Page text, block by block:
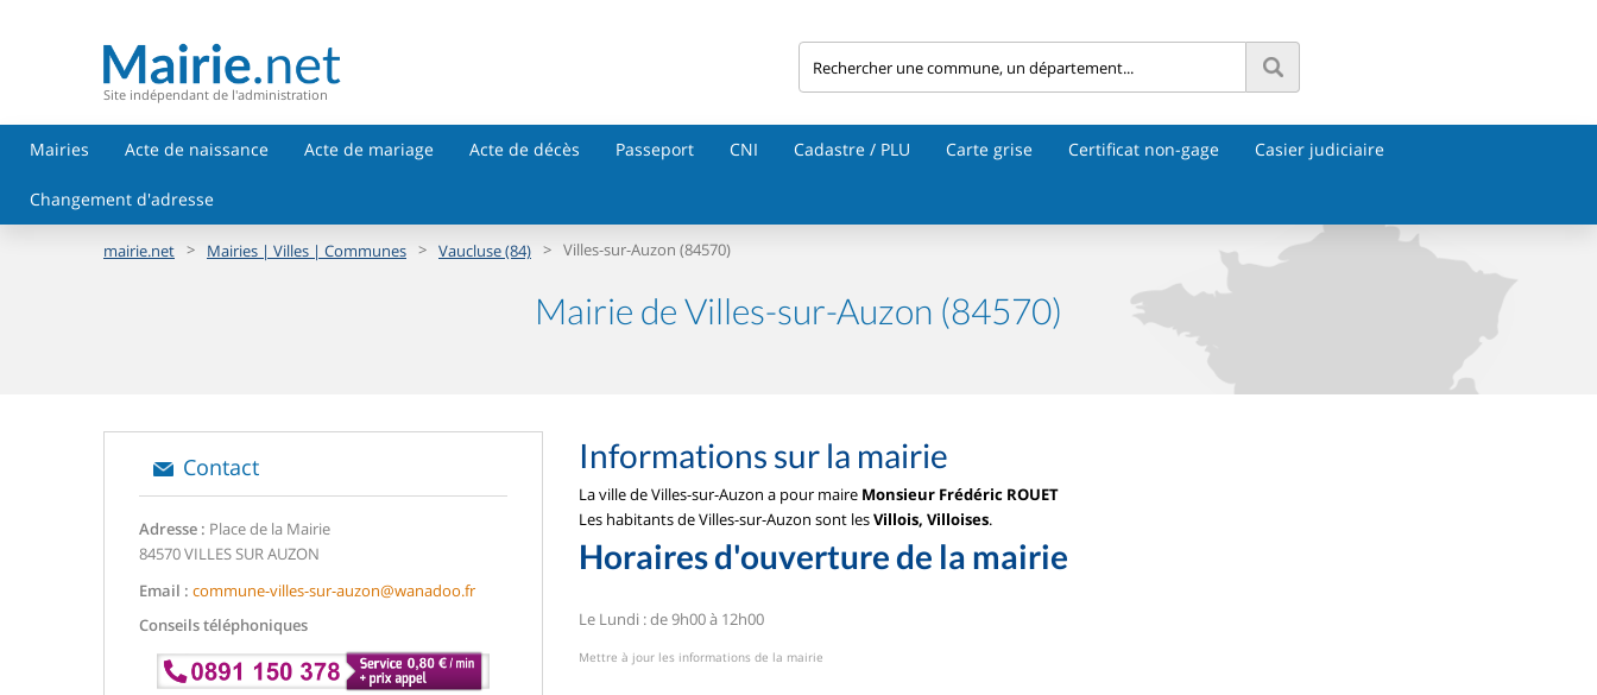
Site indépendant de l'administration
Mairies Acte de naissance Acte de mariage Acte de décès Passeport CNI Cadastre / PLU Carte grise Certificat non-gage Casier judiciaire
Changement d'adresse
mairie.net > Mairies | Villes | Communes > Vaucluse (84) > Villes-sur-Auzon (84570)
Mairie de Villes-sur-Auzon (84570)
Contact
Adresse : Place de la Mairie
84570 VILLES SUR AUZON
Email : commune-villes-sur-auzon@wanadoo.fr
Conseils téléphoniques
Informations sur la mairie
La ville de Villes-sur-Auzon a pour maire Monsieur Frédéric ROUET
Les habitants de Villes-sur-Auzon sont lesVillois, Villoises.
Horaires d'ouverture de la mairie
Le Lundi : de 9h00 à 12h00
Mettre à jour les informations de la mairie